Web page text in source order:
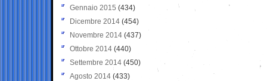
Gennaio 2015 (434)
Dicembre 2014 (454)
Novembre 2014 (437)
Ottobre 2014 (440)
Settembre 2014 (450)
Agosto 2014 (433)